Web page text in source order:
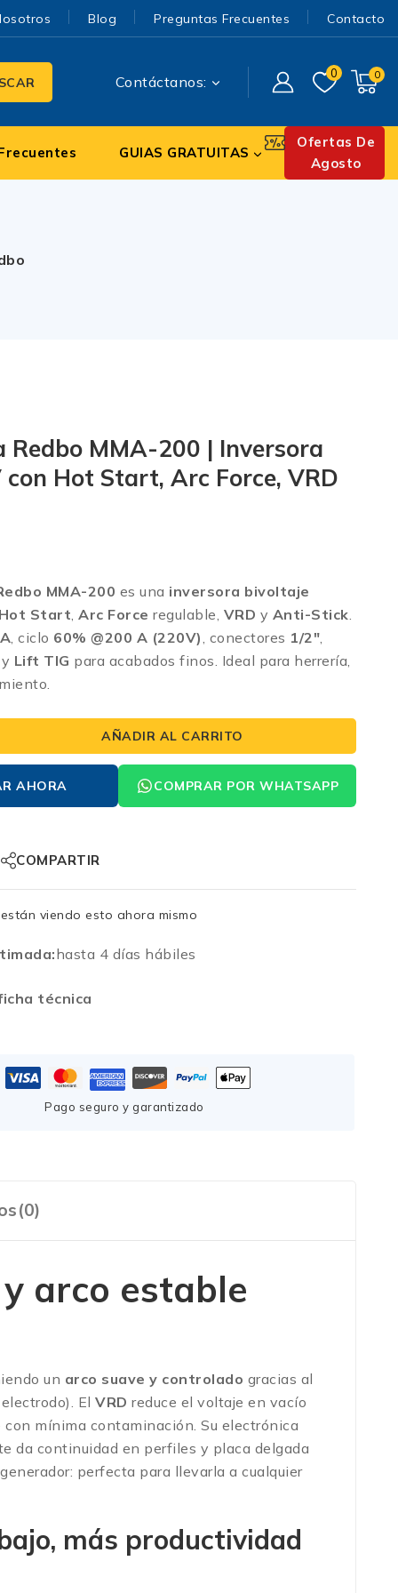
Blog Preguntas Frecuentes Contacto
Contáctanos: 0 0
GUIAS GRATUITAS
Ofertas De
Agosto
Redbo MMA-200 | Inversora
Hot Start, Arc Force, VRD
MMA-200 es una inversora bivoltaje
Start Arc Force regulable, VRD y Anti-Stick
, ciclo 60% @200 A (220V) , conectores 1/2″
Lift TIG para acabados finos. Ideal para herrería,
AÑADIR AL CARRITO
AHORA COMPRAR POR WHATSAPP
COMPARTIR
viendo esto ahora mismo
hasta 4 días hábiles
técnica
Pago seguro y garantizado
arco estable
un arco suave y controlado gracias al
El VRD reduce el voltaje en vacío
mínima contaminación. Su electrónica
da continuidad en perfiles y placa delgada
perfecta para llevarla a cualquier
más productividad